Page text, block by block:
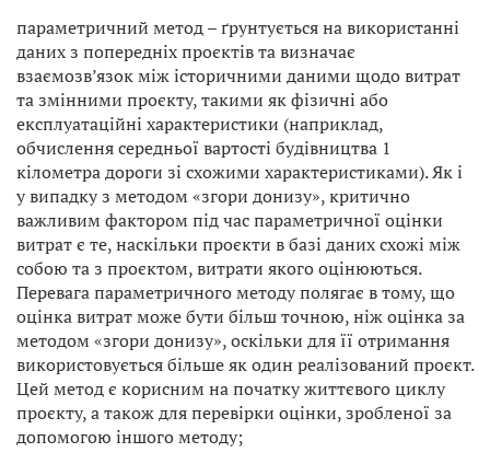
параметричний метод – ґрунтується на використанні
даних з попередніх проєктів та визначає
взаємозв’язок між історичними даними щодо витрат
та змінними проєкту, такими як фізичні або
експлуатаційні характеристики (наприклад,
обчислення середньої вартості будівництва 1
кілометра дороги зі схожими характеристиками). Як і
у випадку з методом «згори донизу», критично
важливим фактором під час параметричної оцінки
витрат є те, наскільки проєкти в базі даних схожі між
собою та з проєктом, витрати якого оцінюються.
Перевага параметричного методу полягає в тому, що
оцінка витрат може бути більш точною, ніж оцінка за
методом «згори донизу», оскільки для її отримання
використовується більше як один реалізований проєкт.
Цей метод є корисним на початку життєвого циклу
проєкту, а також для перевірки оцінки, зробленої за
допомогою іншого методу;